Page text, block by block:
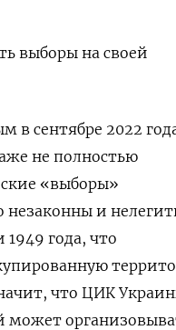
выборы на своей
сентябре 2022
не полностью
«выборы»
незаконны и
года, что
что ЦИК
может